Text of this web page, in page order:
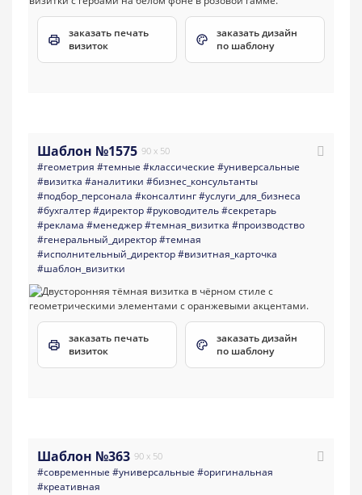
заказать печать
визиток
заказать дизайн
по шаблону
Шаблон №1575 90 x 50
#геометрия #темные #классические #универсальные
#визитка #аналитики #бизнес_консультанты
#подбор_персонала #консалтинг#услуги_для_бизнеса
#бухгалтер#директор#руководитель#секретарь
#реклама #менеджер#темная_визитка #производство
#генеральный_директор#темная
#исполнительный_директор#визитная_карточка
#шаблон_визитки
заказать печать
визиток
заказать дизайн
по шаблону
Шаблон №363 90 x 50
#современные #универсальные #оригинальная
#креативная